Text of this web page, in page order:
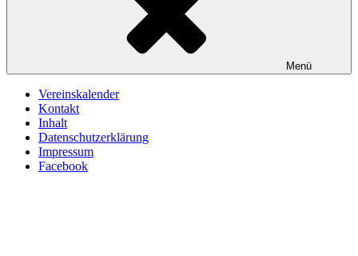
Menü
Vereinskalender
Kontakt
Inhalt
Datenschutzerklärung
Impressum
Facebook